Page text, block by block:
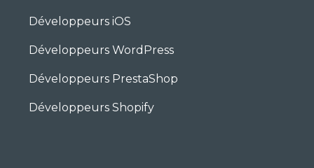
Développeurs iOS
Développeurs WordPress
Développeurs PrestaShop
Développeurs Shopify